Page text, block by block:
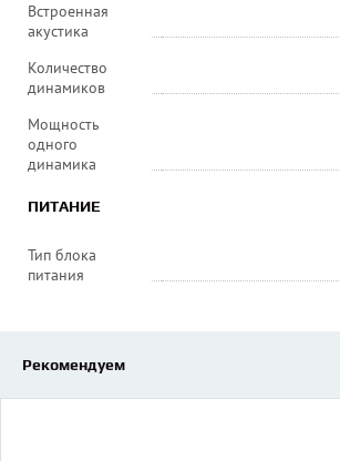
Встроенная
акустика
Количество
динамиков
Мощность
одного
динамика
ПИТАНИЕ
Тип блока
питания
Рекомендуем